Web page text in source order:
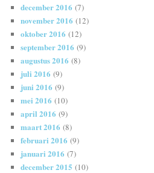
december 2016 (7)
november 2016 (12)
oktober 2016 (12)
september 2016 (9)
augustus 2016 (8)
juli 2016 (9)
juni 2016 (9)
mei 2016 (10)
april 2016 (9)
maart 2016 (8)
februari 2016 (9)
januari 2016 (7)
december 2015 (10)